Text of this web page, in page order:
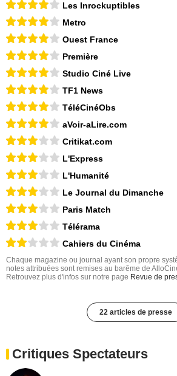
Les Inrockuptibles
Metro
Ouest France
Première
Studio Ciné Live
TF1 News
TéléCinéObs
aVoir-aLire.com
Critikat.com
L'Express
L'Humanité
Le Journal du Dimanche
Paris Match
Télérama
Cahiers du Cinéma
Chaque magazine ou journal ayant son propre
notes attribuées sont remises au barême de
Retrouvez plus d'infos sur notre page Revue de
22 articles de presse
Critiques Spectateurs